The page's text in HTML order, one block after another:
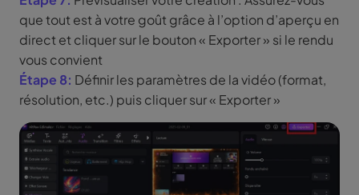
que tout est à votre goût grâce à l’option d’aperçu en
direct et cliquer sur le bouton « Exporter » si le rendu
vous convient
Étape 8: Définir les paramètres de la vidéo (format,
résolution, etc.) puis cliquer sur « Exporter »